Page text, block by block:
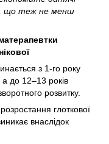
що теж не менш
з 1-го року
а до 12–13 років
розвитку.
глоткової
внаслідок